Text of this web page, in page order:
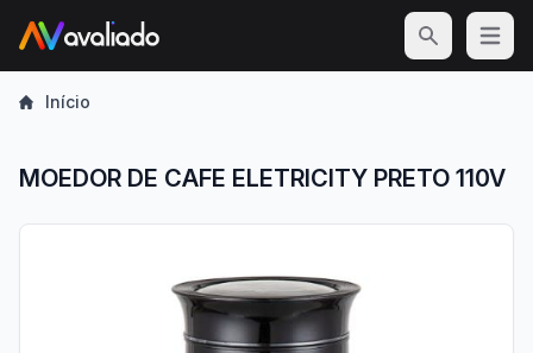
Open
Início
MOEDOR DE CAFE ELETRICITY PRETO 110V